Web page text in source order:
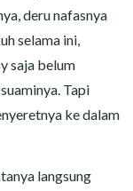
deru nafasnya
selama ini,
saja belum
Tapi
ke dalam
langsung